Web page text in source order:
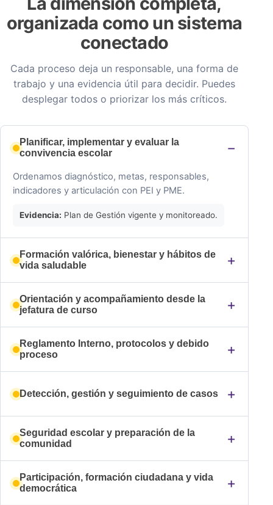
organizada como un sistema
conectado
Cada proceso deja un responsable, una forma de
trabajo y una evidencia útil para decidir. Puedes
desplegar todos o priorizar los más críticos.
Planificar, implementar y evaluar la
convivencia escolar
Ordenamos diagnóstico, metas, responsables,
indicadores y articulación con PEI y PME.
Evidencia: Plan de Gestión vigente y monitoreado.
Formación valórica, bienestar y hábitos de
vida saludable
Orientación y acompañamiento desde la
jefatura de curso
Reglamento Interno, protocolos y debido
proceso
Detección, gestión y seguimiento de casos
Seguridad escolar y preparación de la
comunidad
Participación, formación ciudadana y vida
democrática